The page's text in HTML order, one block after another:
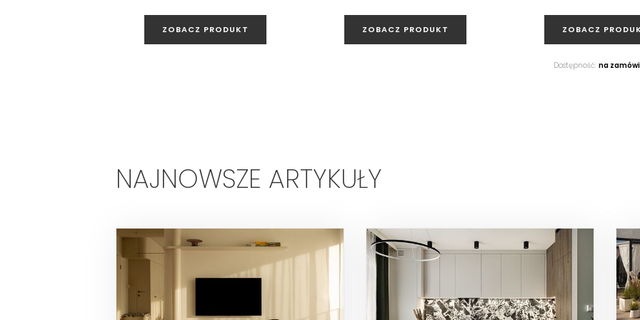
ZOBACZ PRODUKT ZOBACZ PRODUKT ZOBACZ
Dostępność: na
NAJNOWSZE ARTYKUŁY